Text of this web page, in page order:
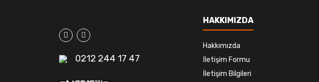
0212 244 17 47
HAKKIMIZDA
Hakkımızda
İletişim Formu
İletişim Bilgileri